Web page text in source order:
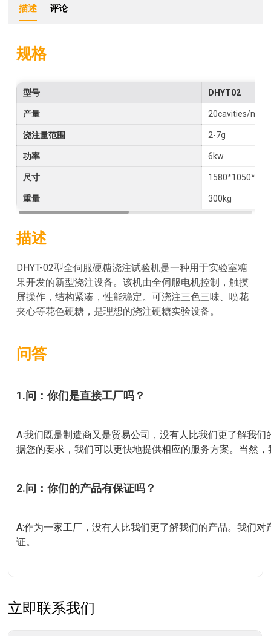
描述 评论
规格
型号 DHYT02
产量 20cavities/min
浇注量范围 2-7g
功率 6kw
尺寸
重量 300kg
描述
DHYT-02型全伺服硬糖浇注试验机是一种用于实验室糖
果开发的新型浇注设备。该机由全伺服电机控制，触摸
屏操作，结构紧凑，性能稳定。可浇注三色三味、喷花
夹心等花色硬糖，是理想的浇注硬糖实验设备。
问答
1.问：你们是直接工厂吗？
A:我们既是制造商又是贸易公司，没有人比我们更了解我
据您的要求，我们可以更快地提供相应的服务方案。当然
2.问：你们的产品有保证吗？
A:作为一家工厂，没有人比我们更了解我们的产品。我们
证。
立即联系我们